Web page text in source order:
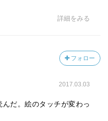
詳細をみる
フォロー
2017.03.03
だ。絵のタッチが変わっ